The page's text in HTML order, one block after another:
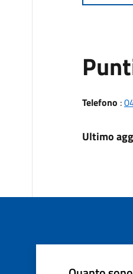
Telefono :
Ultimo